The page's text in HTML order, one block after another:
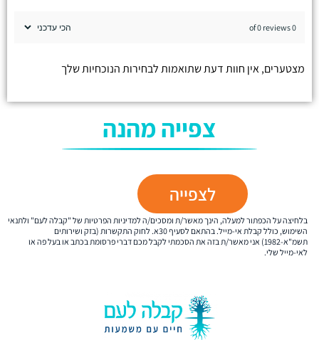
0 of 0 reviews
מצטערים, אין חוות דעת שתואמות לבחירות הנוכחיות שלך
צפייה מהנה
לצפייה
בלחיצה על הכפתור למעלה, הינך מאשר/ת ומסכים/ה למדיניות הפרטיות של "קבלה לעם" ולתנאי
השימוש, כולל קבלת אי-מייל. בהתאם לסעיף 30א. לחוק התקשרות (בזק ושירותים
תשמ"א-1982) אני מאשר/ת בזה את הסכמתי לקבל מכם דברי פרסומת בכתב או בעל פה או
לאי-מייל שלי.